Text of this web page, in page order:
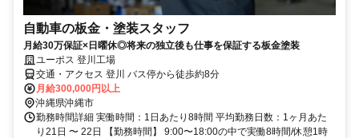
自動車の板金・塗装スタッフ
月給30万保証×日曜休◎将来の独立後も仕事を保証する板金塗装
ユーポス 登川工場
交通・アクセス 登川 バス停から徒歩約8分
月給300,000円以上
沖縄県沖縄市
勤務時間詳細 実働時間：1日あたり8時間 平均勤務日数：1ヶ月あた
り21日 〜 22日 【勤務時間】 9:00〜18:00の中で実働8時間/休憩1時